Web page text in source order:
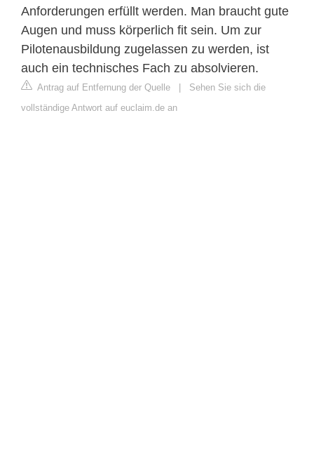
Anforderungen erfüllt werden. Man braucht gute
Augen und muss körperlich fit sein. Um zur
Pilotenausbildung zugelassen zu werden, ist
auch ein technisches Fach zu absolvieren.
Antrag auf Entfernung der Quelle | Sehen Sie sich die
vollständige Antwort auf euclaim.de an